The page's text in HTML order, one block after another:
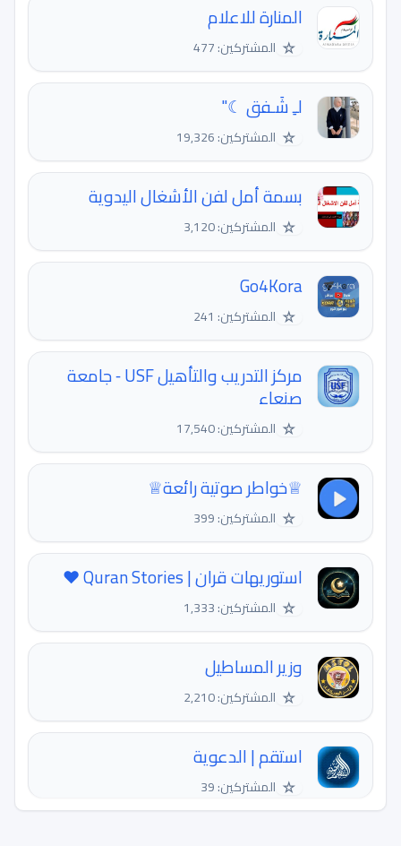
المنارة للاعلام
☆ المشتركين: 477
لـِ شَـفق ☾"
☆ المشتركين: 19,326
بسمة أمل لفن الأشغال اليدوية
☆ المشتركين: 3,120
Go4Kora
☆ المشتركين: 241
مركز التدريب والتأهيل USF ‐ جامعة
صنعاء
☆ المشتركين: 17,540
♕خواطر صوتية رائعة♕
☆ المشتركين: 399
استوريهات قران | Quran Stories ❤️
☆ المشتركين: 1,333
وزير المساطيل
☆ المشتركين: 2,210
استقم | الدعوية
☆ المشتركين: 39